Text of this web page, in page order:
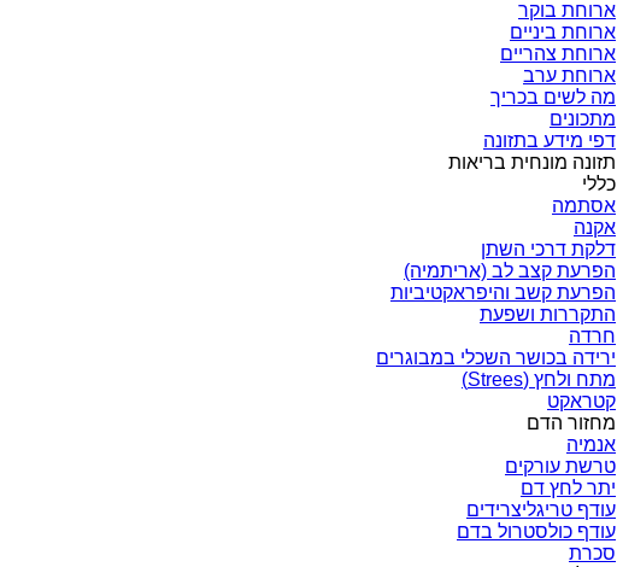
ארוחת בוקר
ארוחת ביניים
ארוחת צהריים
ארוחת ערב
מה לשים בכריך
מתכונים
דפי מידע בתזונה
תזונה מונחית בריאות
כללי
אסתמה
אקנה
דלקת דרכי השתן
הפרעת קצב לב (אריתמיה)
הפרעת קשב והיפראקטיביות
התקררות ושפעת
חרדה
ירידה בכושר השכלי במבוגרים
מתח ולחץ (Strees)
קטראקט
מחזור הדם
אנמיה
טרשת עורקים
יתר לחץ דם
עודף טריגליצרידים
עודף כולסטרול בדם
סכרת